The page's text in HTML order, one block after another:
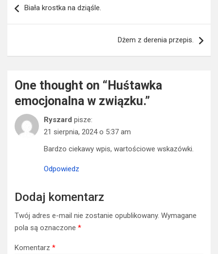
wpisu
Biała krostka na dziąśle.
Dżem z derenia przepis.
One thought on “Huśtawka
emocjonalna w związku.”
Ryszard pisze:
21 sierpnia, 2024 o 5:37 am
Bardzo ciekawy wpis, wartościowe wskazówki.
Odpowiedz
Dodaj komentarz
Twój adres e-mail nie zostanie opublikowany. Wymagane
pola są oznaczone *
Komentarz *